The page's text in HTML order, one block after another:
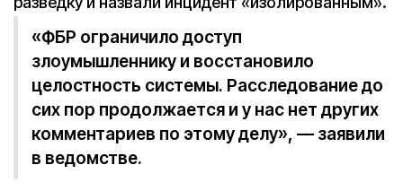
«ФБР ограничило доступ
злоумышленнику и восстановило
целостность системы. Расследование до
сих пор продолжается и у нас нет других
комментариев по этому делу», — заявили
в ведомстве.